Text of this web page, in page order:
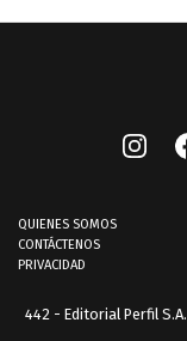
QUIENES SOMOS
CONTÁCTENOS
PRIVACIDAD
442 - Editorial Perfil S.A.